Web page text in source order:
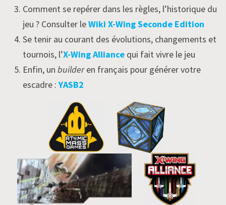
Comment se repérer dans les règles, l’historique du
jeu ? Consulter leWiki X-Wing Seconde Edition
Se tenir au courant des évolutions, changements et
tournois, l’X-Wing Alliance qui fait vivre le jeu
Enfin, unbuilderen français pour générer votre
escadre :YASB2